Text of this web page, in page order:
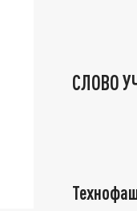
СЛОВО